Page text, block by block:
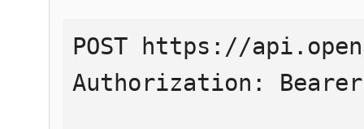
POST https://
Authorization: